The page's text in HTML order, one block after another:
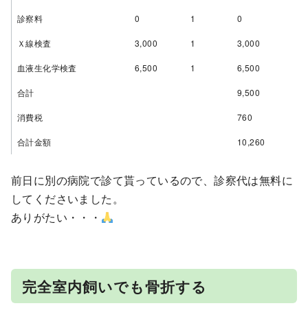
診察料 0 1 0
Ｘ線検査 3,000 1 3,000
血液生化学検査 6,500 1 6,500
合計 9,500
消費税 760
合計金額 10,260
前日に別の病院で診て貰っているので、診察代は無料に
してくださいました。
ありがたい・・・
完全室内飼いでも骨折する